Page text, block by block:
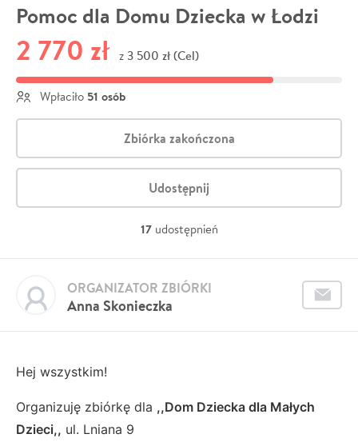
Pomoc dla Domu Dziecka w Łodzi
2 770 zł z 3 500 zł (Cel)
Wpłaciło 51 osób
Zbiórka zakończona
Udostępnij
17 udostępnień
Anna Skonieczka
ORGANIZATOR ZBIÓRKI
Hej wszystkim!
Organizuję zbiórkę dla ,,Dom Dziecka dla Małych
Dzieci,, ul. Lniana 9